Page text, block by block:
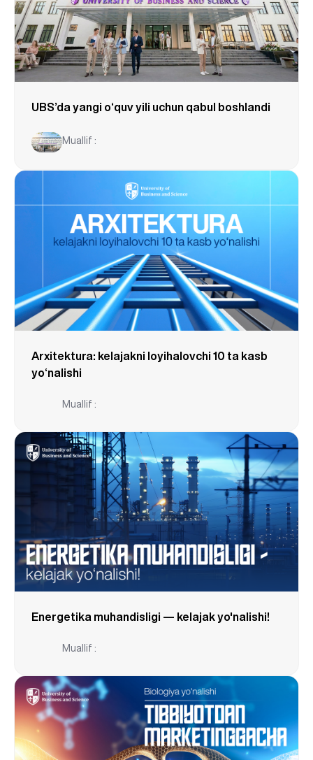
UBS’da yangi o‘quv yili uchun qabul boshlandi
Muallif :
Arxitektura: kelajakni loyihalovchi 10 ta kasb
yo‘nalishi
Muallif :
Energetika muhandisligi — kelajak yo'nalishi!
Muallif :